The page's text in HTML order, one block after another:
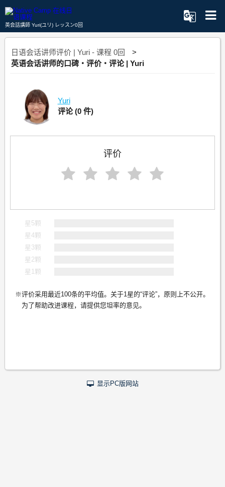
英会話講師 Yuri(ユリ) レッスン0回
日语会话讲师评价 | Yuri - 课程 0回
英语会话讲师的口碑・评价・评论 | Yuri
Yuri
评论(0 件)
评价
星5颗
星4颗
星3颗
星2颗
星1颗
评价采用最近100条的平均值。关于1星的“评论”，原则上不公开。
为了帮助改进课程，请提供您坦率的意见。
显示PC版网站